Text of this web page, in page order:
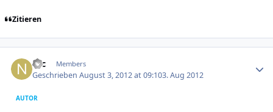
Zitieren
Nic Members
GeschriebenAugust 3, 2012 at 09:103. Aug 2012
AUTOR